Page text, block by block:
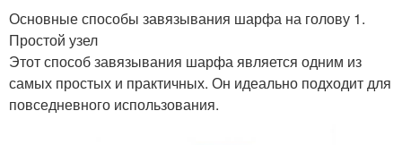
Основные способы завязывания шарфа на голову 1.
Простой узел
Этот способ завязывания шарфа является одним из
самых простых и практичных. Он идеально подходит для
повседневного использования.